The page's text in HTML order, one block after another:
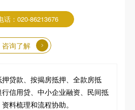
话：020-86213676
咨询了解
押贷款、按揭房抵押、全款房抵
信用贷、中小企业融资、民间抵
料梳理和流程协助。